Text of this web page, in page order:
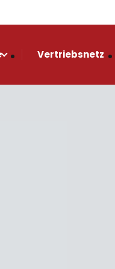
Vertriebsnetz